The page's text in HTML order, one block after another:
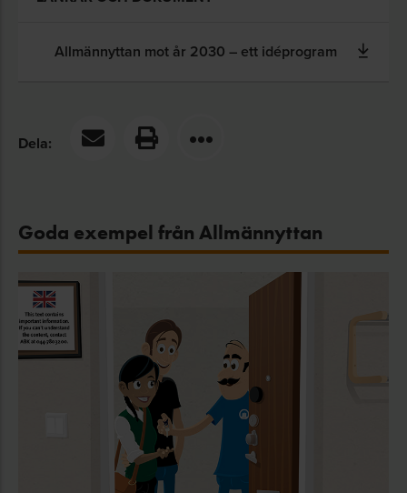
Allmännyttan mot år 2030 – ett idéprogram
Dela:
Goda exempel från Allmännyttan